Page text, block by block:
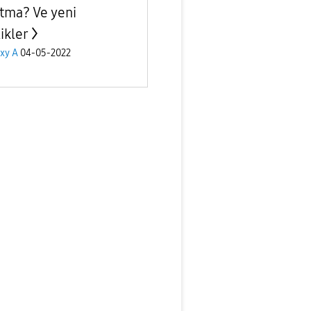
Ve yeni
A 04-05-2022